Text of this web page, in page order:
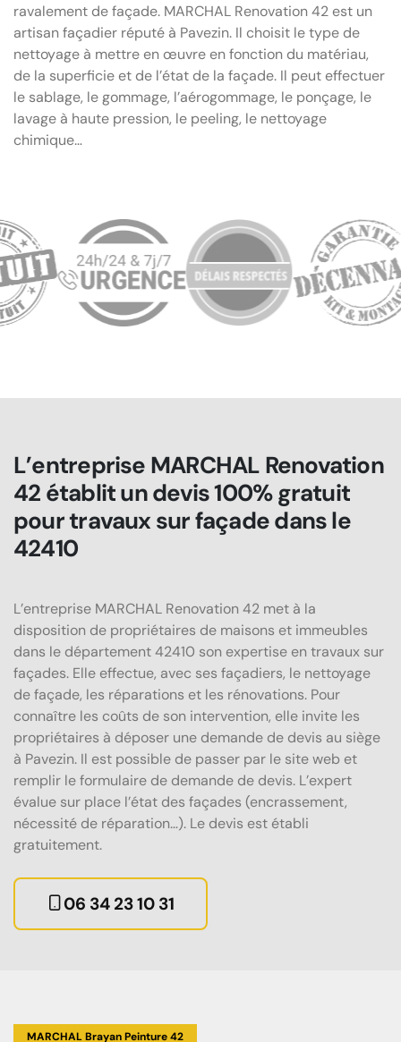
ravalement de façade. MARCHAL Renovation 42 est un
artisan façadier réputé à Pavezin. Il choisit le type de
nettoyage à mettre en œuvre en fonction du matériau,
de la superficie et de l’état de la façade. Il peut effectuer
le sablage, le gommage, l’aérogommage, le ponçage, le
lavage à haute pression, le peeling, le nettoyage
chimique…
L’entreprise MARCHAL Renovation
42 établit un devis 100% gratuit
pour travaux sur façade dans le
42410
L’entreprise MARCHAL Renovation 42 met à la
disposition de propriétaires de maisons et immeubles
dans le département 42410 son expertise en travaux sur
façades. Elle effectue, avec ses façadiers, le nettoyage
de façade, les réparations et les rénovations. Pour
connaître les coûts de son intervention, elle invite les
propriétaires à déposer une demande de devis au siège
à Pavezin. Il est possible de passer par le site web et
remplir le formulaire de demande de devis. L’expert
évalue sur place l’état des façades (encrassement,
nécessité de réparation…). Le devis est établi
gratuitement.
06 34 23 10 31
MARCHAL Brayan Peinture 42